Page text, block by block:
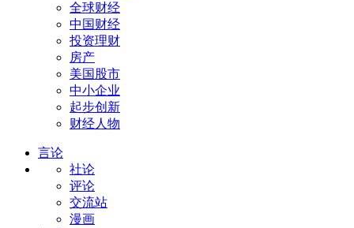
全球财经
中国财经
投资理财
房产
美国股市
中小企业
起步创新
财经人物
言论
社论
评论
交流站
漫画